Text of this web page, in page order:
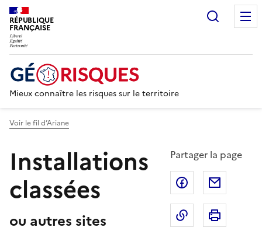
RÉPUBLIQUE
FRANÇAISE
Mieux connaître les risques sur le territoire
Voir le fil d’Ariane
Installations
classées
ou autres sites
Partager la page
Partager sur
Copier dans